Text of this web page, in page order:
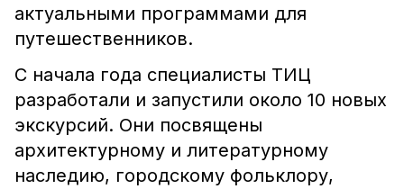
актуальными программами для
путешественников.
С начала года специалисты ТИЦ
разработали и запустили около 10 новых
экскурсий. Они посвящены
архитектурному и литературному
наследию, городскому фольклору,